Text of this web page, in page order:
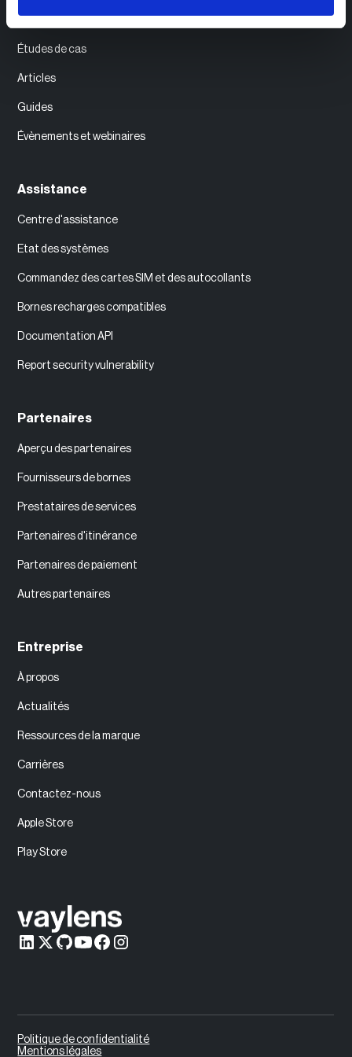
Ressources
‍Études de cas
Articles
Guides
Évènements et webinaires
Assistance
Centre d'assistance
Etat des systèmes
Commandez des cartes SIM et des autocollants
Bornes recharges compatibles
Documentation API
Report security vulnerability
Partenaires
Aperçu des partenaires
Fournisseurs de bornes
Prestataires de services
Partenaires d'itinérance
Partenaires de paiement
Autres partenaires
Entreprise
À propos
Actualités
Ressources de la marque
Carrières
Contactez-nous
Apple Store
Play Store
Politique de confidentialité
Mentions légales